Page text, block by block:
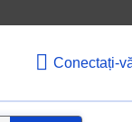
Conectați-